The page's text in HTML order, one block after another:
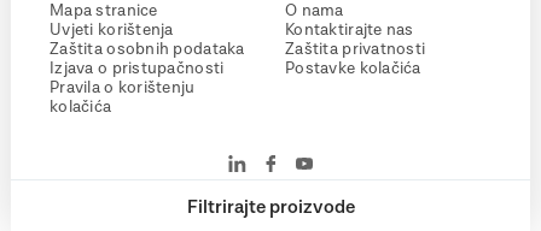
Filtrirajte proizvode
Mapa stranice
Uvjeti korištenja
Zaštita osobnih podataka
Izjava o pristupačnosti
Pravila o korištenju
kolačića
O nama
Kontaktirajte nas
Zaštita privatnosti
Postavke kolačića